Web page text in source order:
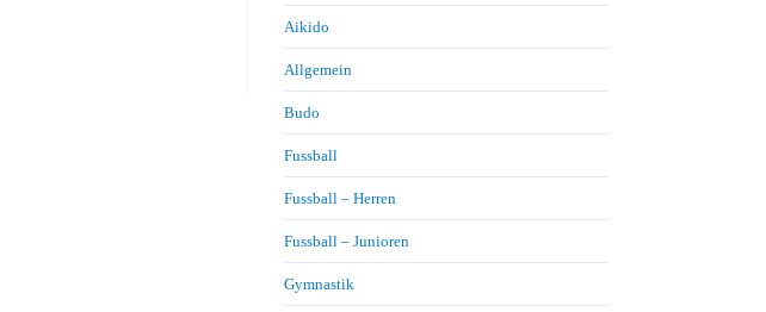
Aikido
Allgemein
Budo
Fussball
Fussball – Herren
Fussball – Junioren
Gymnastik